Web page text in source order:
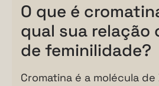
O que é
qual sua relação
de feminilidade?
Cromatina é a molécula de